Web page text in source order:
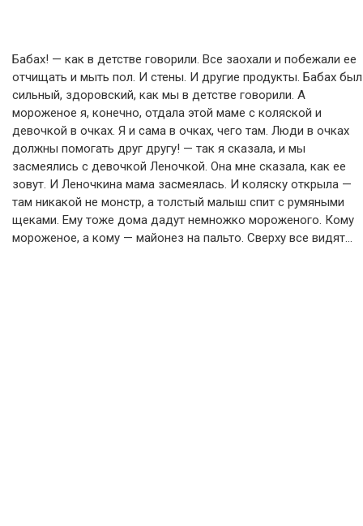
Бабах! — как в детстве говорили. Все заохали и побежали ее
отчищать и мыть пол. И стены. И другие продукты. Бабах был
сильный, здоровский, как мы в детстве говорили. А
мороженое я, конечно, отдала этой маме с коляской и
девочкой в очках. Я и сама в очках, чего там. Люди в очках
должны помогать друг другу! — так я сказала, и мы
засмеялись с девочкой Леночкой. Она мне сказала, как ее
зовут. И Леночкина мама засмеялась. И коляску открыла —
там никакой не монстр, а толстый малыш спит с румяными
щеками. Ему тоже дома дадут немножко мороженого. Кому
мороженое, а кому — майонез на пальто. Сверху все видят…